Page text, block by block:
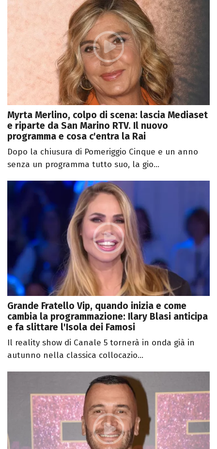
Myrta Merlino, colpo di scena: lascia Mediaset
e riparte da San Marino RTV. Il nuovo
programma e cosa c'entra la Rai
Dopo la chiusura di Pomeriggio Cinque e un anno
senza un programma tutto suo, la gio...
Grande Fratello Vip, quando inizia e come
cambia la programmazione: Ilary Blasi anticipa
e fa slittare l'Isola dei Famosi
Il reality show di Canale 5 tornerà in onda già in
autunno nella classica collocazio...